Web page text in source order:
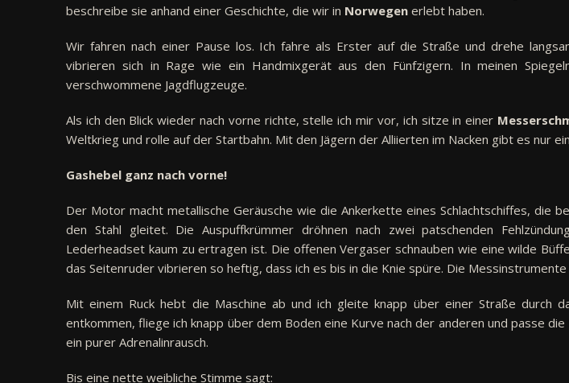
beschreibe sie anhand einer Geschichte, die wir in Norwegen erlebt haben.
Wir fahren nach einer Pause los. Ich fahre als Erster auf die Straße und drehe
vibrieren sich in Rage wie ein Handmixgerät aus den Fünfzigern. In meinen
verschwommene Jagdflugzeuge.
Als ich den Blick wieder nach vorne richte, stelle ich mir vor, ich sitze in einer
Weltkrieg und rolle auf der Startbahn. Mit den Jägern der Alliierten im Nacken gibt es nur
Gashebel ganz nach vorne!
Der Motor macht metallische Geräusche wie die Ankerkette eines Schlachtschiffes, die
den Stahl gleitet. Die Auspuffkrümmer dröhnen nach zwei patschenden
Lederheadset kaum zu ertragen ist. Die offenen Vergaser schnauben wie eine wilde
das Seitenruder vibrieren so heftig, dass ich es bis in die Knie spüre. Die Messinstrumente
Mit einem Ruck hebt die Maschine ab und ich gleite knapp über einer Straße durch
entkommen, fliege ich knapp über dem Boden eine Kurve nach der anderen und passe
ein purer Adrenalinrausch.
Bis eine nette weibliche Stimme sagt: